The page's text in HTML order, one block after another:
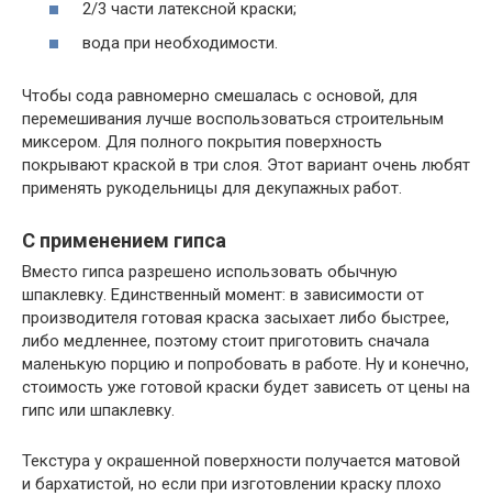
2/3 части латексной краски;
вода при необходимости.
Чтобы сода равномерно смешалась с основой, для
перемешивания лучше воспользоваться строительным
миксером. Для полного покрытия поверхность
покрывают краской в три слоя. Этот вариант очень любят
применять рукодельницы для декупажных работ.
С применением гипса
Вместо гипса разрешено использовать обычную
шпаклевку. Единственный момент: в зависимости от
производителя готовая краска засыхает либо быстрее,
либо медленнее, поэтому стоит приготовить сначала
маленькую порцию и попробовать в работе. Ну и конечно,
стоимость уже готовой краски будет зависеть от цены на
гипс или шпаклевку.
Текстура у окрашенной поверхности получается матовой
и бархатистой, но если при изготовлении краску плохо